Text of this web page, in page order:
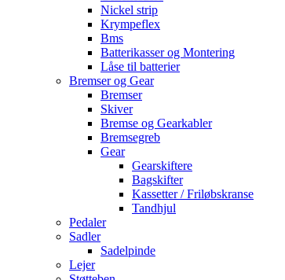
Nickel strip
Krympeflex
Bms
Batterikasser og Montering
Låse til batterier
Bremser og Gear
Bremser
Skiver
Bremse og Gearkabler
Bremsegreb
Gear
Gearskiftere
Bagskifter
Kassetter / Friløbskranse
Tandhjul
Pedaler
Sadler
Sadelpinde
Lejer